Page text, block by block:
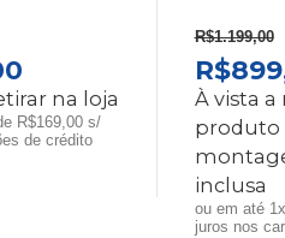
O
PREÇO
ATUAL
É:
na loja
R$169,00 s/
de crédito
R$1.199,00
O
ERA:
R$
À vista a
produto
inclusa
ou em até
juros nos